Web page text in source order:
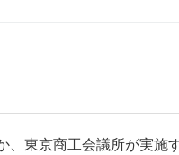
東京商工会議所が実施